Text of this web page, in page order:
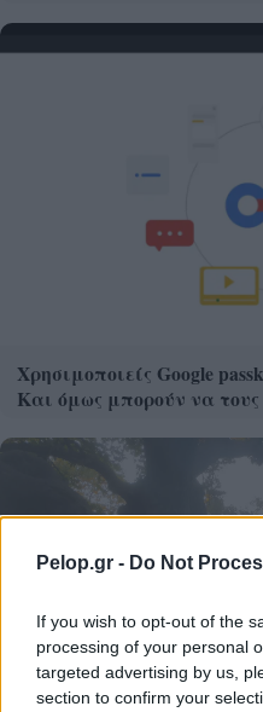
Pelop.gr - Do Not
If you wish to opt-out of the
processing of your personal
targeted advertising by us,
section to confirm your
Χρησιμοποιείς Google
Και όμως μπορούν να τους